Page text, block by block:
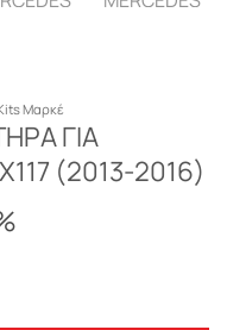
Μαρκέ
ΓΙΑ
(2013-2016)
CLA45 C117 X117